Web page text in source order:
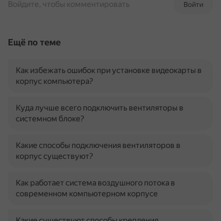
Войти
Войдите, чтобы комментировать
Ещё по теме
Как избежать ошибок при установке видеокарты в
корпус компьютера?
Куда лучше всего подключить вентиляторы в
системном блоке?
Какие способы подключения вентиляторов в
корпус существуют?
Как работает система воздушного потока в
современном компьютерном корпусе